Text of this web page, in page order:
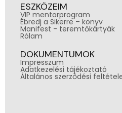
ESZKÖZEIM
VIP mentorprogram
Ébredj a Sikerre – könyv
Manifest - teremtőkártyák
Rólam
DOKUMENTUMOK
Impresszum
Adatkezelési tájékoztató
Általános szerződési